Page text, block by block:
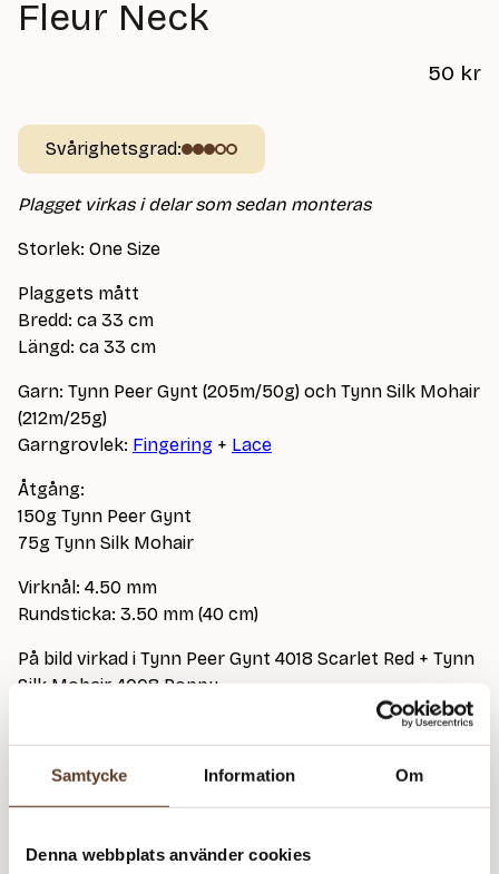
Samtycke Information Om
Denna webbplats använder cookies
Fleur Neck
50 kr
Svårighetsgrad:
Plagget virkas i delar som sedan monteras
Storlek: One Size
Plaggets mått
Bredd: ca 33 cm
Längd: ca 33 cm
Garn: Tynn Peer Gynt (205m/50g) och Tynn Silk Mohair
(212m/25g)
Garngrovlek: Fingering + Lace
Åtgång:
150g Tynn Peer Gynt
75g Tynn Silk Mohair
Virknål: 4.50 mm
Rundsticka: 3.50 mm (40 cm)
På bild virkad i Tynn Peer Gynt 4018 Scarlet Red + Tynn
Silk Mohair 4008 Poppy
Detta mönster kräver att du köper minst
garn från